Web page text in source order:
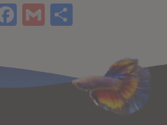
Facebook
Gmail